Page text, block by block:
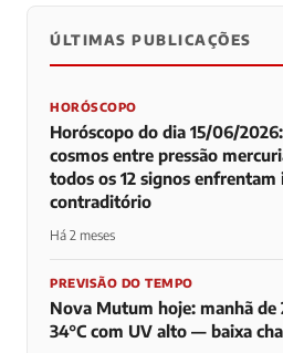
0 0 0
ÚLTIMAS PUBLICAÇÕES
HORÓSCOPO
Horóscopo do dia 15/06/
cosmos entre pressão
todos os 12 signos enfrentam
contraditório
Há 2 meses
PREVISÃO DO TEMPO
Nova Mutum hoje: manhã de
34°C com UV alto — baixa